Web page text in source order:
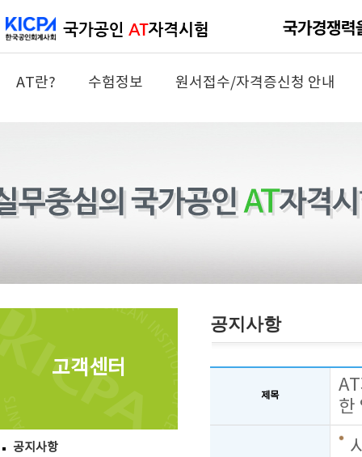
AT란? 수험정보 원서접수/자격증신청 안내
고객센터
공지사항
공지사항
제목
한